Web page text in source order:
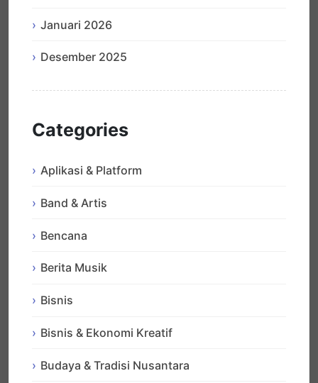
Januari 2026
Desember 2025
Categories
Aplikasi & Platform
Band & Artis
Bencana
Berita Musik
Bisnis
Bisnis & Ekonomi Kreatif
Budaya & Tradisi Nusantara